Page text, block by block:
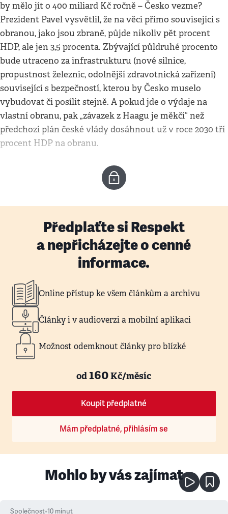
by mělo jít o 400 miliard Kč ročně – Česko vezme?
Prezident Pavel vysvětlil, že na věci přímo související s
obranou, jako jsou zbraně, půjde nikoliv pět procent
HDP, ale jen 3,5 procenta. Zbývající půldruhé procento
bude utraceno za infrastrukturu (nové silnice,
propustnost železnic, odolnější zdravotnická zařízení)
související s bezpečností, kterou by Česko muselo
vybudovat či posílit stejně. A pokud jde o výdaje na
vlastní obranu, pak „závazek z Haagu je měkčí“ než
předchozí plán české vlády dosáhnout už v roce 2030 tří
procent HDP na obranu.
Předplaťte si Respekt
a nepřicházejte o cenné
informace.
Online přístup ke všem článkům a archivu
Články i v audioverzi a mobilní aplikaci
Možnost odemknout články pro blízké
od160Kč/měsíc
Koupit předplatné
Mám předplatné, přihlásím se
Mohlo by vás zajímat
Společnost•10 minut